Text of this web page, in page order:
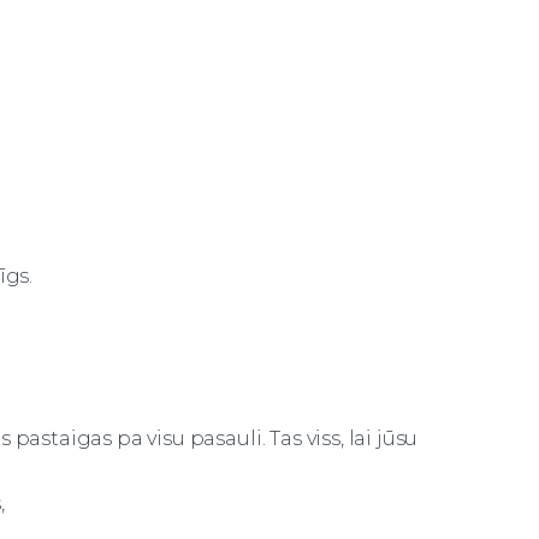
pa visu pasauli. Tas viss, lai jūsu